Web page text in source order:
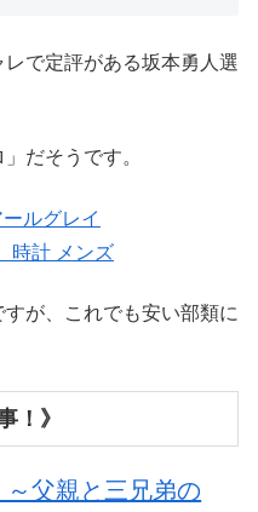
で定評がある坂本勇人選
だそうです。
ルグレイ
時計 メンズ
が、これでも安い部類に
！》
父親と三兄弟の